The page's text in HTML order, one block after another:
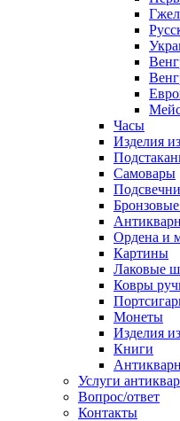
Часы
Изделия
Самовары
Ордена и
Картины
Лаковые
Ковры
Монеты
Изделия
Книги
Услуги
Вопрос/ответ
Контакты